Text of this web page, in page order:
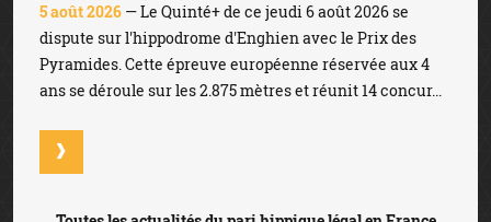
5 août 2026 — Le Quinté+ de ce jeudi 6 août 2026 se
dispute sur l'hippodrome d'Enghien avec le Prix des
Pyramides. Cette épreuve européenne réservée aux 4
ans se déroule sur les 2.875 mètres et réunit 14 concur...